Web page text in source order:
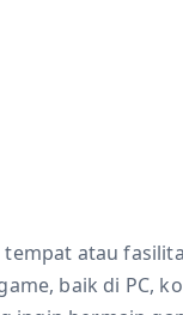
atau
baik di PC,